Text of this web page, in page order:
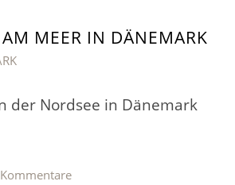
MEER IN DÄNEMARK
der Nordsee in Dänemark